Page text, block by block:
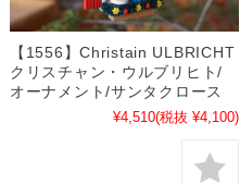
【1556】Christain ULBRICHT
クリスチャン・ウルブリヒト/
オーナメント/サンタクロース
¥4,510(税抜 ¥4,100)